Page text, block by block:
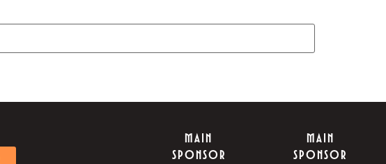
MAIN
SPONSOR
MAIN
SPONSOR